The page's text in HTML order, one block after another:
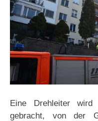
Eine Drehleiter
gebracht, von der